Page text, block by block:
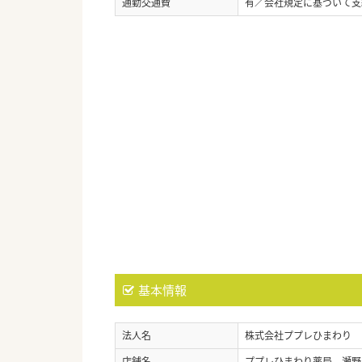
基本情報
法人名
株式会社ププレひまわり